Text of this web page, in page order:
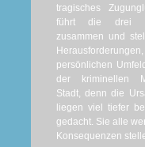
tragisches
führt die drei
zusammen und
persönlichen
der kriminellen
Stadt, denn die
liegen viel tiefer
gedacht. Sie alle
Konsequenzen